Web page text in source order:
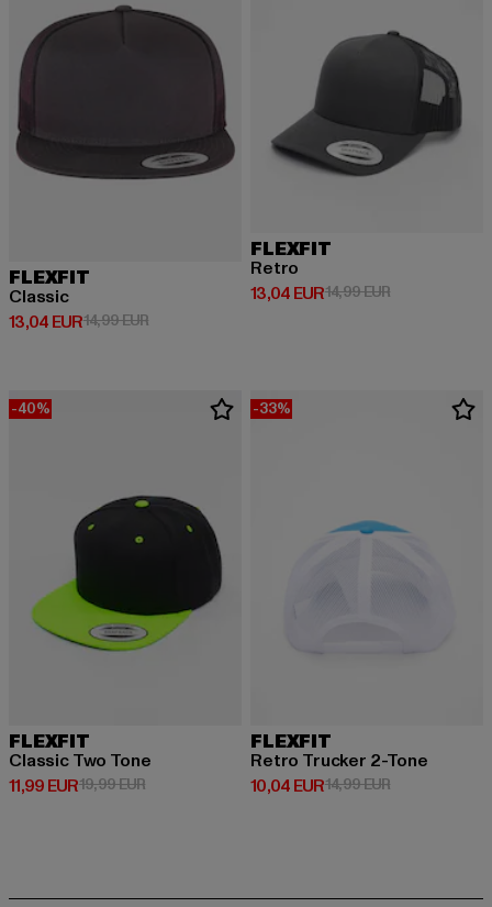
FLEXFIT
Classic
13,04 EUR
Derzeitiger Preis: 13,04 EUR
14,99 EURAktionspreis: 14,99 EUR
FLEXFIT
Retro
13,04 EUR
Derzeitiger Preis: 13,04 EUR
14,99 EURAktionspreis:
-40%
FLEXFIT
Classic Two Tone
11,99 EUR
Derzeitiger Preis: 11,99 EUR
19,99 EURAktionspreis: 19,99 EUR
-33%
FLEXFIT
Retro Trucker 2-Tone
10,04 EUR
Derzeitiger Preis: 10,04 EUR
14,99 EURAktionspreis: